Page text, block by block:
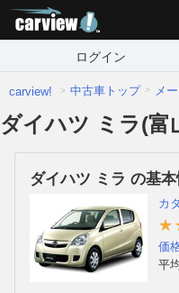
ログイン
carview! 中古車トップ メ
ダイハツ ミラ(富
ダイハツ ミラ の基本
カ
価
平